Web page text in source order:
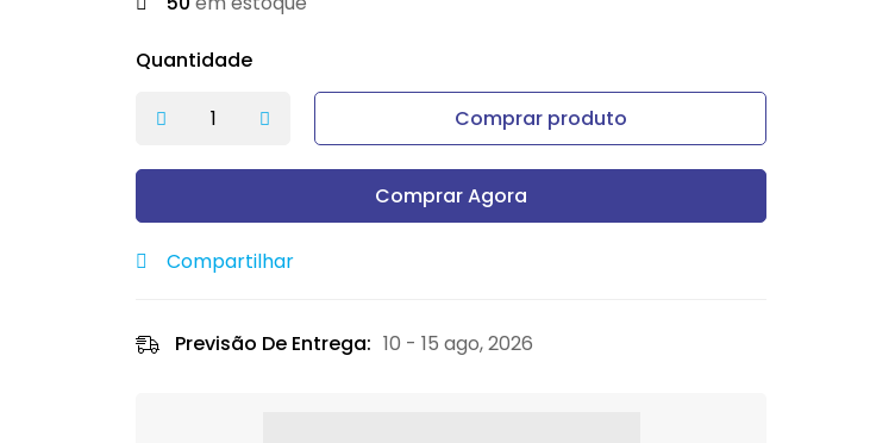
Quantidade
Comprar produto
Comprar Agora
Compartilhar
Previsão De Entrega: 10 - 15 ago, 2026